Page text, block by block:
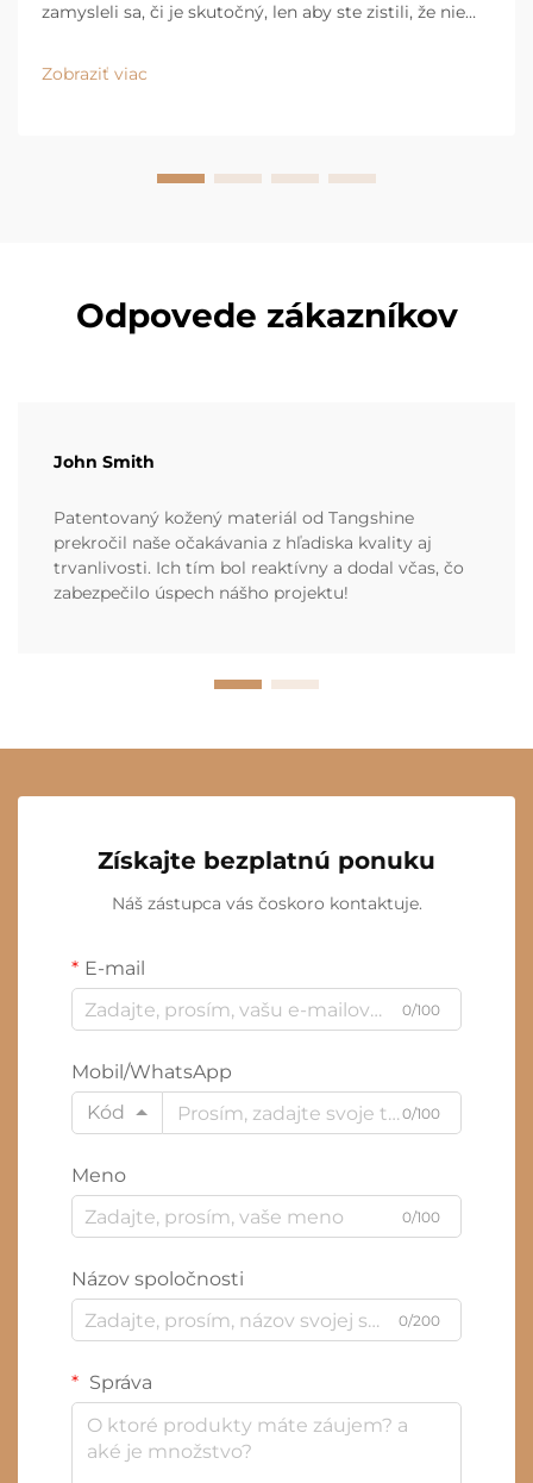
zamysleli sa, či je skutočný, len aby ste zistili, že nie
kožky. Tá je dnes všade – od moderných gaučov pre
byty až po vysokokvalitné kusy v luxusných
Zobraziť viac
Odpovede zákazníkov
John Smith
Patentovaný kožený materiál od Tangshine
prekročil naše očakávania z hľadiska kvality aj
trvanlivosti. Ich tím bol reaktívny a dodal včas, čo
zabezpečilo úspech nášho projektu!
Získajte bezplatnú ponuku
Náš zástupca vás čoskoro kontaktuje.
E-mail
0/100
Mobil/WhatsApp
Kód
0/100
Meno
0/100
Názov spoločnosti
0/200
Správa